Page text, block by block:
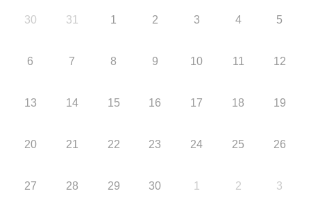
30 31 1 2 3 4 5
6 7 8 9 10 11 12
13 14 15 16 17 18 19
20 21 22 23 24 25 26
27 28 29 30 1 2 3